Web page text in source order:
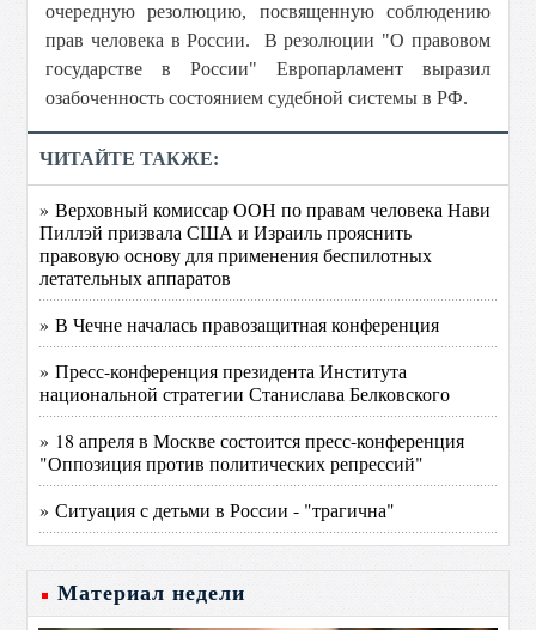
очередную резолюцию, посвященную соблюдению
прав человека в России. В резолюции "О правовом
государстве в России" Европарламент выразил
озабоченность состоянием судебной системы в РФ.
ЧИТАЙТЕ ТАКЖЕ:
» Верховный комиссар ООН по правам человека Нави
Пиллэй призвала США и Израиль прояснить
правовую основу для применения беспилотных
летательных аппаратов
» В Чечне началась правозащитная конференция
» Пресс-конференция президента Института
национальной стратегии Станислава Белковского
» 18 апреля в Москве состоится пресс-конференция
"Оппозиция против политических репрессий"
» Ситуация с детьми в России - "трагична"
Материал недели